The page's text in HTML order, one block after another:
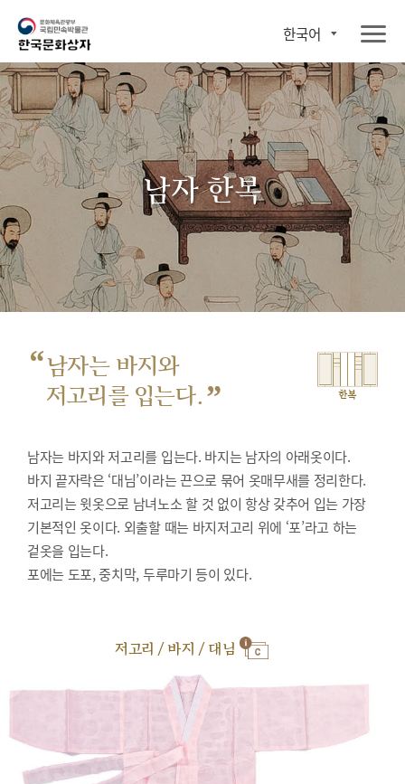
한국어
남자 한복
“남자는 바지와
저고리를 입는다. ” 한복
남자는 바지와 저고리를 입는다. 바지는 남자의 아래옷이다.
바지 끝자락은 ‘대님’이라는 끈으로 묶어 옷매무새를 정리한다.
저고리는 윗옷으로 남녀노소 할 것 없이 항상 갖추어 입는 가장
기본적인 옷이다. 외출할 때는 바지저고리 위에 ‘포’라고 하는
겉옷을 입는다.
포에는 도포, 중치막, 두루마기 등이 있다.
저고리 / 바지 / 대님